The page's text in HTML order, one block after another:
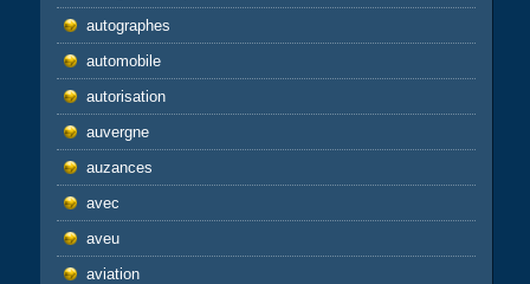
autographes
automobile
autorisation
auvergne
auzances
avec
aveu
aviation